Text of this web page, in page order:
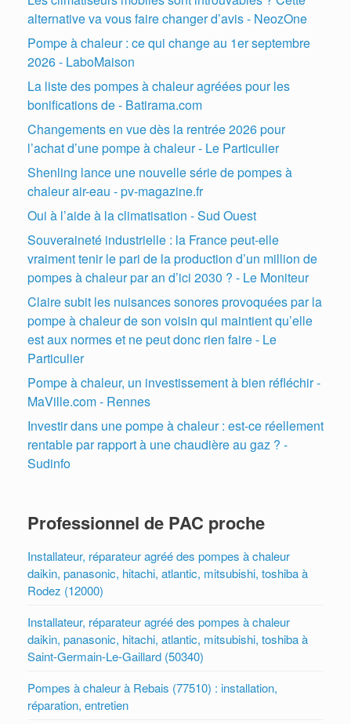
alternative va vous faire changer d’avis - NeozOne
Pompe à chaleur : ce qui change au 1er septembre
2026 - LaboMaison
La liste des pompes à chaleur agréées pour les
bonifications de - Batirama.com
Changements en vue dès la rentrée 2026 pour
l’achat d’une pompe à chaleur - Le Particulier
Shenling lance une nouvelle série de pompes à
chaleur air-eau - pv-magazine.fr
Oui à l’aide à la climatisation - Sud Ouest
Souveraineté industrielle : la France peut-elle
vraiment tenir le pari de la production d’un million de
pompes à chaleur par an d’ici 2030 ? - Le Moniteur
Claire subit les nuisances sonores provoquées par la
pompe à chaleur de son voisin qui maintient qu’elle
est aux normes et ne peut donc rien faire - Le
Particulier
Pompe à chaleur, un investissement à bien réfléchir -
MaVille.com - Rennes
Investir dans une pompe à chaleur : est-ce réellement
rentable par rapport à une chaudière au gaz ? -
Sudinfo
Professionnel de PAC proche
Installateur, réparateur agréé des pompes à chaleur
daikin, panasonic, hitachi, atlantic, mitsubishi, toshiba à
Rodez (12000)
Installateur, réparateur agréé des pompes à chaleur
daikin, panasonic, hitachi, atlantic, mitsubishi, toshiba à
Saint-Germain-Le-Gaillard (50340)
Pompes à chaleur à Rebais (77510) : installation,
réparation, entretien